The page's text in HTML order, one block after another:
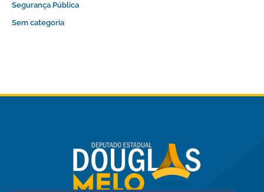
Segurança Pública
Sem categoria